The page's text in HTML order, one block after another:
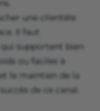
une clientèle
Il faut
supportent bien
ou faciles à
le maintien de la
de ce canal.